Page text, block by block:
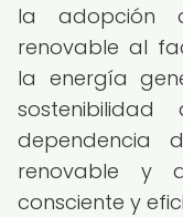
la adopción
renovable al
la energía
dependencia
renovable y
consciente y